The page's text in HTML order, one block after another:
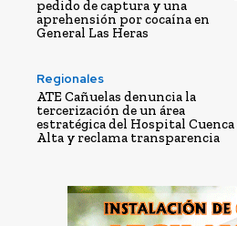
pedido de captura y una
aprehensión por cocaína en
General Las Heras
Regionales
ATE Cañuelas denuncia la
tercerización de un área
estratégica del Hospital Cuenca
Alta y reclama transparencia